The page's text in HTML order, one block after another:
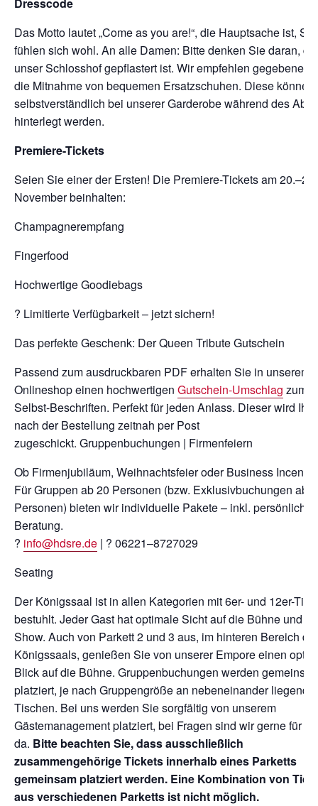
Dresscode
Das Motto lautet „Come as you are!“, die Hauptsache ist, Sie
fühlen sich wohl. An alle Damen: Bitte denken Sie daran,
unser Schlosshof gepflastert ist. Wir empfehlen
die Mitnahme von bequemen Ersatzschuhen. Diese können
selbstverständlich bei unserer Garderobe während des
hinterlegt werden.
Premiere-Tickets
Seien Sie einer der Ersten! Die Premiere-Tickets am 20.–22.
November beinhalten:
Champagnerempfang
Fingerfood
Hochwertige Goodiebags
? Limitierte Verfügbarkeit – jetzt sichern!
Das perfekte Geschenk: Der Queen Tribute Gutschein
Passend zum ausdruckbaren PDF erhalten Sie in unserem
Onlineshop einen hochwertigen Gutschein-Umschlag zum
Selbst-Beschriften. Perfekt für jeden Anlass. Dieser wird
nach der Bestellung zeitnah per Post
zugeschickt. Gruppenbuchungen | Firmenfeiern
Ob Firmenjubiläum, Weihnachtsfeier oder Business
Für Gruppen ab 20 Personen (bzw. Exklusivbuchungen ab
Personen) bieten wir individuelle Pakete – inkl. persönlicher
Beratung.
? info@hdsre.de | ? 06221–8727029
Seating
Der Königssaal ist in allen Kategorien mit 6er- und 12er-
bestuhlt. Jeder Gast hat optimale Sicht auf die Bühne und
Show. Auch von Parkett 2 und 3 aus, im hinteren Bereich
Königssaals, genießen Sie von unserer Empore einen
Blick auf die Bühne. Gruppenbuchungen werden
platziert, je nach Gruppengröße an nebeneinander
Tischen. Bei uns werden Sie sorgfältig von unserem
Gästemanagement platziert, bei Fragen sind wir gerne für
da. Bitte beachten Sie, dass ausschließlich
zusammengehörige Tickets innerhalb eines Parketts
gemeinsam platziert werden. Eine Kombination von
aus verschiedenen Parketts ist nicht möglich.